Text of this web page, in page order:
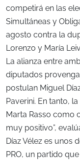
competirá en las
Simultáneas y
agosto contra la
Lorenzo y María
La alianza entre
diputados
postulan Miguel
Paverini. En tanto,
Marta Rasso como
muy positivo”,
Díaz Vélez es unos
PRO, un partido